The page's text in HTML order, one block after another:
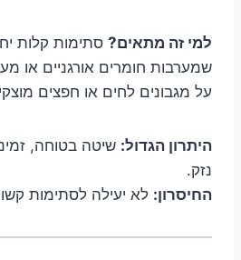
למי זה מתאים? סתימות קלות
שמערבות חומרים אורגניים או
על מגבונים לחים או חפצים
היתרון הגדול: שיטה בטוחה,
נזק.
החיסרון: לא יעילה לסתימות